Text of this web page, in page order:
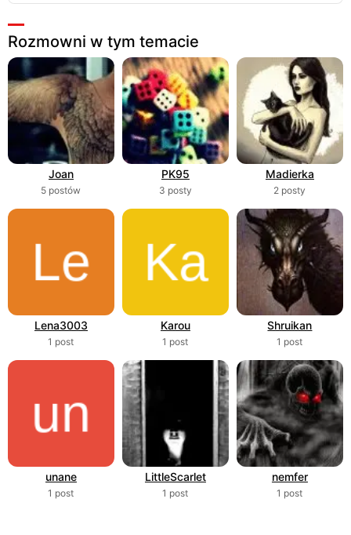
Rozmowni w tym temacie
Joan
5 postów
PK95
3 posty
Madierka
2 posty
Lena3003
1 post
Karou
1 post
Shruikan
1 post
unane
1 post
LittleScarlet
1 post
nemfer
1 post